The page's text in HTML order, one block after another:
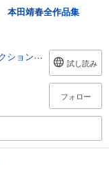
本田靖春全作品集
キュメンタリー
試し読み
フォロー